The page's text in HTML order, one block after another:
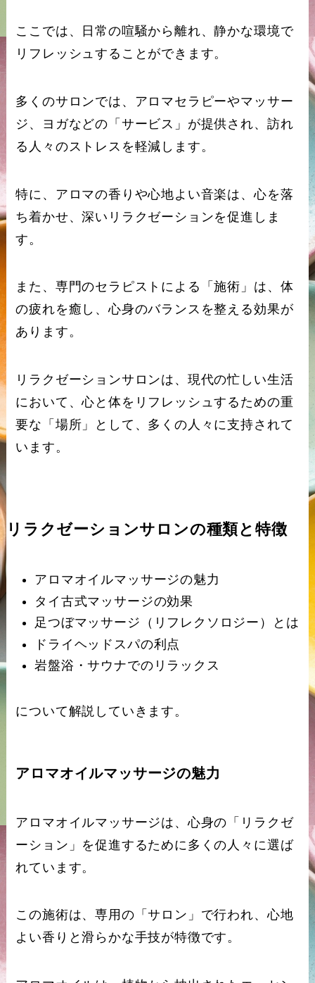
ここでは、日常の喧騒から離れ、静かな環境で
リフレッシュすることができます。
多くのサロンでは、アロマセラピーやマッサー
ジ、ヨガなどの「サービス」が提供され、訪れ
る人々のストレスを軽減します。
特に、アロマの香りや心地よい音楽は、心を落
ち着かせ、深いリラクゼーションを促進しま
す。
また、専門のセラピストによる「施術」は、体
の疲れを癒し、心身のバランスを整える効果が
あります。
リラクゼーションサロンは、現代の忙しい生活
において、心と体をリフレッシュするための重
要な「場所」として、多くの人々に支持されて
います。
リラクゼーションサロンの種類と特徴
アロマオイルマッサージの魅力
タイ古式マッサージの効果
足つぼマッサージ（リフレクソロジー）とは
ドライヘッドスパの利点
岩盤浴・サウナでのリラックス
について解説していきます。
アロマオイルマッサージの魅力
アロマオイルマッサージは、心身の「リラクゼ
ーション」を促進するために多くの人々に選ば
れています。
この施術は、専用の「サロン」で行われ、心地
よい香りと滑らかな手技が特徴です。